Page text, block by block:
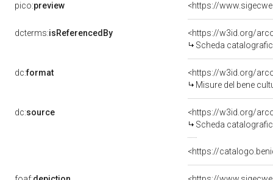
pico:preview <https://
dcterms:isReferencedBy
<https://w3id.org/
Scheda
dc:format
<https://w3id.org/
Misure del bene
dc:source
<https://w3id.org/
Scheda
<https://